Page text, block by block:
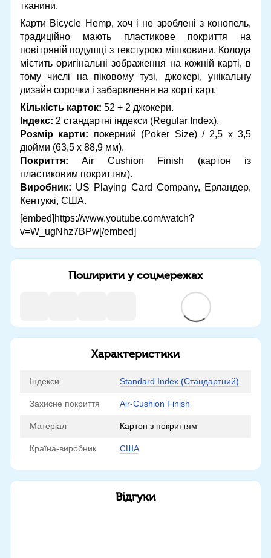
тканини.
Карти Bicycle Hemp, хоч і не зроблені з конопель,
традиційно мають пластикове покриття на
повітряній подушці з текстурою мішковини. Колода
містить оригінальні зображення на кожній карті, в
тому числі на піковому тузі, джокері, унікальну
дизайн сорочки і забарвлення на корті карт.
Кількість карток: 52 + 2 джокери.
Індекс: 2 стандартні індекси (Regular Index).
Розмір карти: покерний (Poker Size) / 2,5 х 3,5
дюйми (63,5 х 88,9 мм).
Покриття: Air Cushion Finish (картон із
пластиковим покриттям).
Виробник: US Playing Card Company, Ерландер,
Кентуккі, США.
[embed]https://www.youtube.com/watch?
v=W_ugNhz7BPw[/embed]
Поширити у соцмережах
Характеристики
Індекси Standard Index (Стандартний)
Захисне покриття Air-Cushion Finish
Матеріал Картон з покриттям
Країна-виробник США
Відгуки